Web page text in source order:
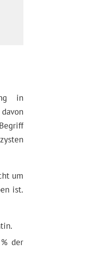
in
um
ist.
der